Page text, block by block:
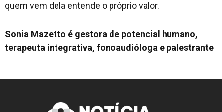
quem vem dela entende o próprio valor.
Sonia Mazetto é gestora de potencial humano,
terapeuta integrativa, fonoaudióloga e palestrante